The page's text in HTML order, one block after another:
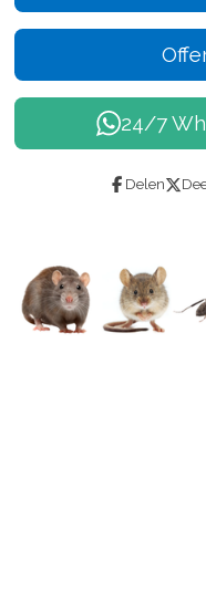
24/7
Delen